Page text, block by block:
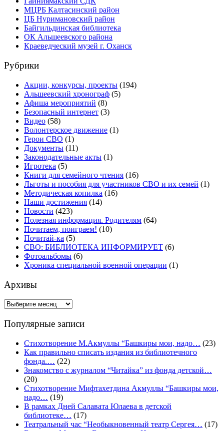
МЦРБ Калтасинский район
ЦБ Нуримановский район
Байгильдинская библиотека
ОК Альшеевского района
Краеведческий музей г. Оханск
Рубрики
Акции, конкурсы, проекты (194)
Альшеевский хронограф (5)
Афиша мероприятий (8)
Безопасный интернет (3)
Видео (58)
Волонтерское движение (1)
Герои СВО (1)
Документы (11)
Законодательные акты (1)
Игротека (5)
Книги для семейного чтения (16)
Льготы и пособия для участников СВО и их семей (1)
Методическая копилка (16)
Наши достижения (14)
Новости (423)
Полезная информация. Родителям (64)
Почитаем, поиграем! (10)
Почитай-ка (5)
СВО: БИБЛИОТЕКА ИНФОРМИРУЕТ (6)
Фотоальбомы (6)
Хроника специальной военной операции (1)
Архивы
Архивы
Популярные записи
Стихотворение М.Акмуллы “Башкиры мои, надо… (23)
Как правильно списать издания из библиотечного
фонда.… (22)
Знакомство с журналом “Читайка” из фонда детской…
(20)
Стихотворение Мифтахетдина Акмуллы “Башкиры мои,
надо… (19)
В рамках Дней Салавата Юлаева в детской
библиотеке… (17)
Театральный час “Необыкновенный театр Сергея… (17)